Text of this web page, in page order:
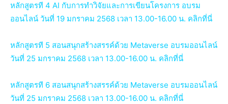
หลักสูตรที 4 AI กับการทำวิจัยและการเขียนโครงการ อบรม
ออนไลน์ วันที่ 19 มกราคม 2568 เวลา 13.00-16.00 น. คลิกที่นี่
หลักสูตรที 5 สอนสนุกสร้างสรรค์ด้วย Metaverse อบรมออนไลน์
วันที่ 25 มกราคม 2568 เวลา 13.00-16.00 น. คลิกที่นี่
หลักสูตรที 6 สอนสนุกสร้างสรรค์ด้วย Metaverse อบรมออนไลน์
วันที่ 25 มกราคม 2568 เวลา 13.00-16.00 น. คลิกที่นี่